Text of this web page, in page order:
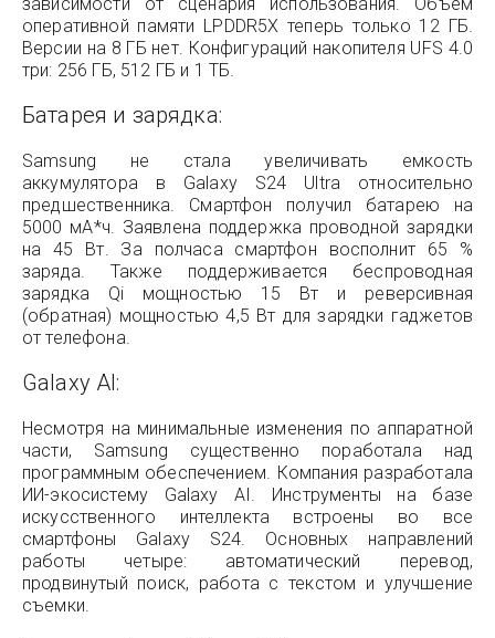
оперативной памяти LPDDR5X теперь только 12 ГБ.
Версии на 8 ГБ нет. Конфигураций накопителя UFS 4.0
три: 256 ГБ, 512 ГБ и 1 ТБ.
Батарея и зарядка:
Samsung не стала увеличивать емкость
аккумулятора в Galaxy S24 Ultra относительно
предшественника. Смартфон получил батарею на
5000 мА*ч. Заявлена поддержка проводной зарядки
на 45 Вт. За полчаса смартфон восполнит 65 %
заряда. Также поддерживается беспроводная
зарядка Qi мощностью 15 Вт и реверсивная
(обратная) мощностью 4,5 Вт для зарядки гаджетов
от телефона.
Galaxy AI:
Несмотря на минимальные изменения по аппаратной
части, Samsung существенно поработала над
программным обеспечением. Компания разработала
ИИ-экосистему Galaxy AI. Инструменты на базе
искусственного интеллекта встроены во все
смартфоны Galaxy S24. Основных направлений
работы четыре: автоматический перевод,
продвинутый поиск, работа с текстом и улучшение
съемки.